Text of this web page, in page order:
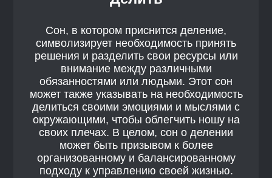
Сон, в котором приснится деление,
символизирует необходимость принять
решения и разделить свои ресурсы или
внимание между различными
обязанностями или людьми. Этот сон
может также указывать на необходимость
делиться своими эмоциями и мыслями с
окружающими, чтобы облегчить ношу на
своих плечах. В целом, сон о делении
может быть призывом к более
организованному и балансированному
подходу к управлению своей жизнью.